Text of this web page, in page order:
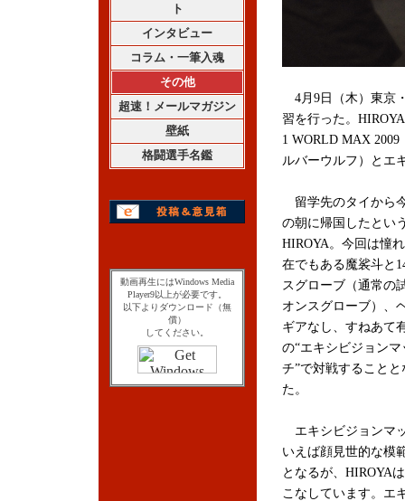
ト
インタビュー
コラム・一筆入魂
その他
超速！メールマガジン
壁紙
格闘選手名鑑
動画再生にはWindows Media
Player9以上が必要です。
以下よりダウンロード（無
償）
してください。
4月9日（木）東京
習を行った。
1 WORLD MAX
ルバーウルフ）とエ
留学先のタイから
の朝に帰国したとい
HIROYA。今回は憧
在でもある魔裟斗と
スグローブ（通常の
オンスグローブ）、
ギアなし、すねあて
の“エキシビジョンマ
チ”で対戦することと
た。
エキシビジョンマ
いえば顔見世的な模
となるが、HIROYA
こなしています。エ